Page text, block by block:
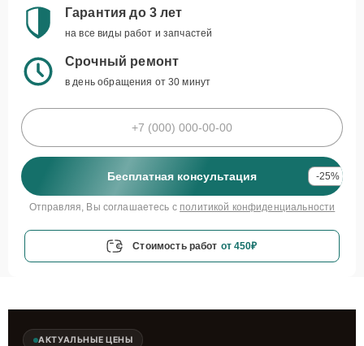
Гарантия до 3 лет
на все виды работ и запчастей
Срочный ремонт
в день обращения от 30 минут
Бесплатная консультация -25%
Отправляя, Вы соглашаетесь с политикой конфиденциальности
Стоимость работ от 450₽
АКТУАЛЬНЫЕ ЦЕНЫ